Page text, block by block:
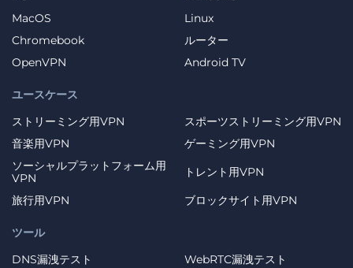
MacOS
Linux
Chromebook
ルーター
OpenVPN
Android TV
ユースケース
ストリーミング用VPN
スポーツストリーミング用VPN
音楽用VPN
ゲーミング用VPN
ソーシャルプラットフォーム用
VPN
トレント用VPN
旅行用VPN
ブロックサイト用VPN
ツール
DNS漏洩テスト
WebRTC漏洩テスト